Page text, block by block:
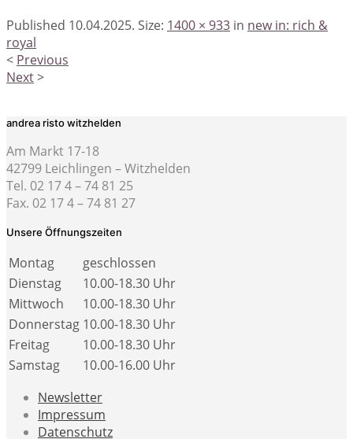
Published 10.04.2025. Size: 1400 × 933 in new in: rich &
royal
< Previous
Next>
andrea risto witzhelden
Am Markt 17-18
42799 Leichlingen – Witzhelden
Tel. 02 17 4 – 74 81 25
Fax. 02 17 4 – 74 81 27
Unsere Öffnungszeiten
Montag
geschlossen
Dienstag
10.00-18.30 Uhr
Mittwoch
10.00-18.30 Uhr
Donnerstag 10.00-18.30 Uhr
Freitag
10.00-18.30 Uhr
Samstag
10.00-16.00 Uhr
Newsletter
Impressum
Datenschutz